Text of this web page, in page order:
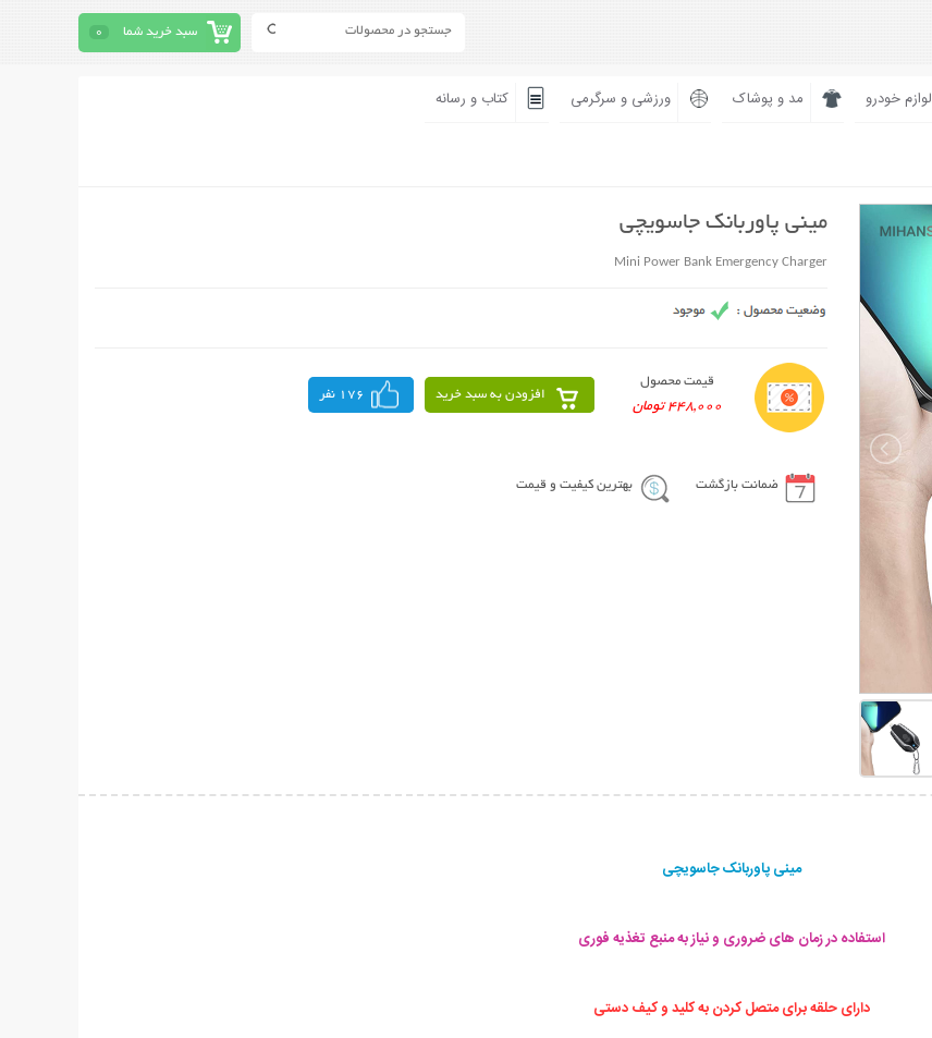
سبد خرید شما 0
لوازم خودرو مد و پوشاک ورزشی و سرگرمی کتاب و رسانه
مینی پاوربانک جاسویچی
Mini Power Bank Emergency Charger
قیمت محصول
448,000 تومان
افزودن به سبد خرید 176 نفر
ضمانت بازگشت بهترین کیفیت و قیمت
مینی پاوربانک جاسویچی
استفاده در زمان های ضروری و نیاز به منبع تغذیه فوری
دارای حلقه برای متصل کردن به کلید و کیف دستی